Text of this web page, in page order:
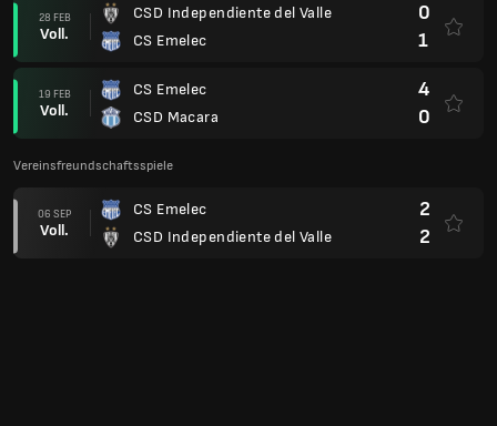
28 FEB
Voll.
CSD Independiente del Valle
CS Emelec
0
1
19 FEB
Voll.
CS Emelec
CSD Macara
4
0
Vereinsfreundschaftsspiele
06 SEP
Voll.
CS Emelec
CSD Independiente del Valle
2
2